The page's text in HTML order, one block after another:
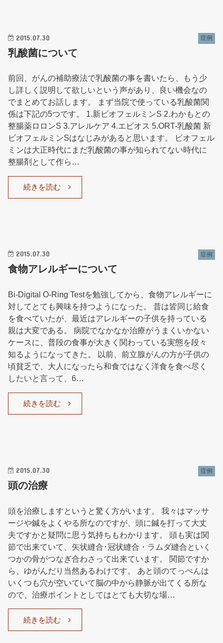
2015.07.30 症例
乳酸菌について
前回、がんの補助療法で乳酸菌の事を書いたら、もう少
し詳しく説明して欲しいという声があり、良い機会なの
でまとめてお話します。 まず当院で使っている乳酸菌関
係は下記の5つです。 1.新ビオフェルミンS 2.わかもとの
整腸薬ロロンS 3.アレルケア 4.エビオス 5.ORT-乳酸菌 新
ビオフェルミンSはなじみがあると思います。 ビオフェル
ミンは大正時代にまだ乳酸菌の事が知られてない時代に
整腸剤として作ら…
続きを読む
2015.07.30 症例
食物アレルギーについて
Bi-Digital O-Ring Testを勉強してから、食物アレルギーに
対してとても興味を持つようになった。 昔は皆同じ給食
を食べていたが、最近はアレルギーの子供を持っている
親は大変である。 病院でなかなか治療がうまくいかない
ケースに、普段の食事が大きく関わっている実態を段々
知るようになってきた。 以前、前立腺がんの方が子供の
頃貧乏で、大人になったら和食ではなく洋食を食べ尽く
したいと言って、6…
続きを読む
2015.07.30 症例
頭の治療
頭を治療しますというと驚く方がいます。 我々はマッサ
ージや鍼をよくやる所なのですが、頭に鍼を打って大丈
夫ですかと疑問に思う気持ちもわかります。 頭も実は関
節で出来ていて、矢状縫合･冠状縫合・ラムダ縫合といく
つかの骨がつなぎ合わさって出来ています。 関節ですか
ら、ゆがんだり当然あるわけです。 あと頭のてっぺんは
いくつも穴が空いていて脳の中から静脈が出てくる所な
ので、治療ポイントとしてはとても大切な場…
続きを読む